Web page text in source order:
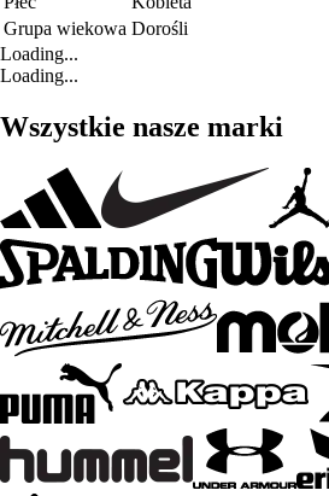
Grupa wiekowa Dorośli
Loading...
Loading...
Wszystkie nasze marki